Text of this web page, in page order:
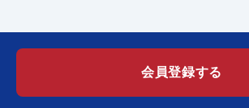
会員登録する